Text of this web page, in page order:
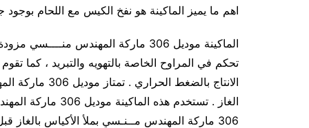
اهم ما يميز الماكينة هو نفخ الكيس مع اللحام بوجود
الماكينة موديل 306 ماركة المهندس
الانتاج
الغاز . تستخدم
306 ماركة المهندس مــنـسي بملأ الأكياس بالغاز قبل اللحام لنفخها و ذلك لحمايتها خلال النقل